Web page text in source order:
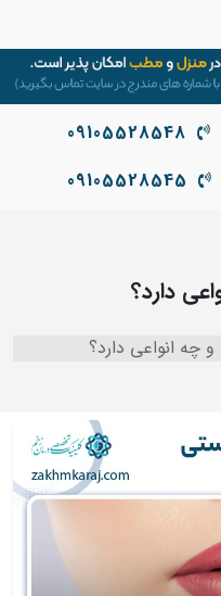
09105528548
09105528545
دارد؟
انواعی دارد؟